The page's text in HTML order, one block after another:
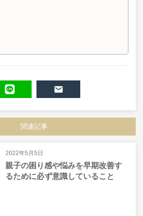
関連記事
2022年5月5日
親子の困り感や悩みを早期改善す
るために必ず意識していること